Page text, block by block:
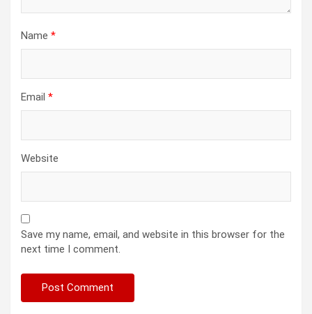
Name *
Email *
Website
Save my name, email, and website in this browser for the
next time I comment.